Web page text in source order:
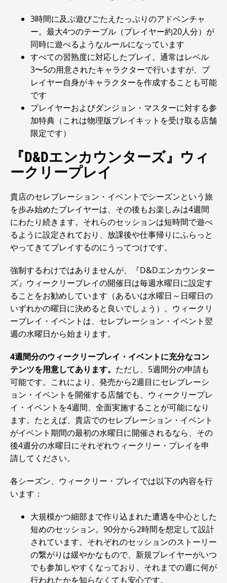
3時間に及ぶ遊びごたえたっぷりのアドベンチャ
ー。最大4つのテーブル（プレイヤー約20人分）が
同時に遊べるようなルールになっています
すべての習熟度に対応したプレイ。通常はレベル
3〜5の用意されたキャラクターで行いますが、プ
レイヤー自身がキャラクターを作成することも可能
です
プレイヤーおよびダンジョン・マスターに対する参
加特典（これは物理版プレイキットを受け取る店舗
限定です）
『D&Dエンカウンターズ』ウィ
ークリープレイ
貴店のセレブレーション・イベントでシーズンという旅
を歩み始めたプレイヤーは、その後もお楽しみは4週間
にわたり続きます。それらのセッションは短時間で遊べ
るように設定されており、放課後や仕事帰りにふらっと
やってきてプレイするのにうってつけです。
強制するわけではありませんが、『D&Dエンカウンター
ズ』ウィークリープレイの開催日は毎週水曜日に設定す
ることをお勧めしています（あるいは水曜日～日曜日の
いずれかの曜日に決めると良いでしょう）。ウィークリ
ープレイ・イベントは、セレブレーション・イベント翌
週の水曜日から始まります。
4週間分のウィークリープレイ・イベントに充分なコン
テンツを用意してあります。 ただし、5週間分の申請も
可能です。これにより、発売から2週目にセレブレーシ
ョン・イベントを開催する店舗でも、ウィークリープレ
イ・イベントを4週間、全面実施することが可能になり
ます。たとえば、貴店でのセレブレーション・イベント
がイベント期間の最初の水曜日に開催されるなら、その
後4週分の水曜日にそれぞれウィークリー・プレイを申
請してください。
各シーズン、ウィークリー・プレイでは以下の内容を行
います：
大規模かつ細部まで作り込まれた遭遇を中心とした
短めのセッション。90分から2時間を想定して設計
されています。それぞれのセッションのストーリー
の繋がりは緩やかなもので、新規プレイヤーがいつ
でも参加しやすくなっており、それまでの週に何が
行われたかを知らなくても安心です。